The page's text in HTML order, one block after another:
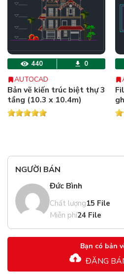
440 0
AUTOCAD
Bản vẽ kiến trúc biệt thự 3
tầng (10.3 x 10.4m)
(phong cách tân cổ
điển/biệt thự mái Thái).
NGƯỜI BÁN
Đức Bình
Chất lượng15 File
Miễn phí24 File
Bạn có bản
ĐĂNG